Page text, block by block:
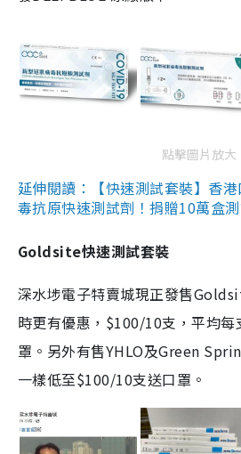
點擊圖片放大
延伸閱讀：【快速測試套裝】香
毒抗原快速測試劑！捐贈10萬盒
Goldsite快速測試套裝
深水埗電子特賣城現正發售
時更有優惠，$100/10支，平均每
罩。另外有售YHLO及Green
一樣低至$100/10支送口罩。